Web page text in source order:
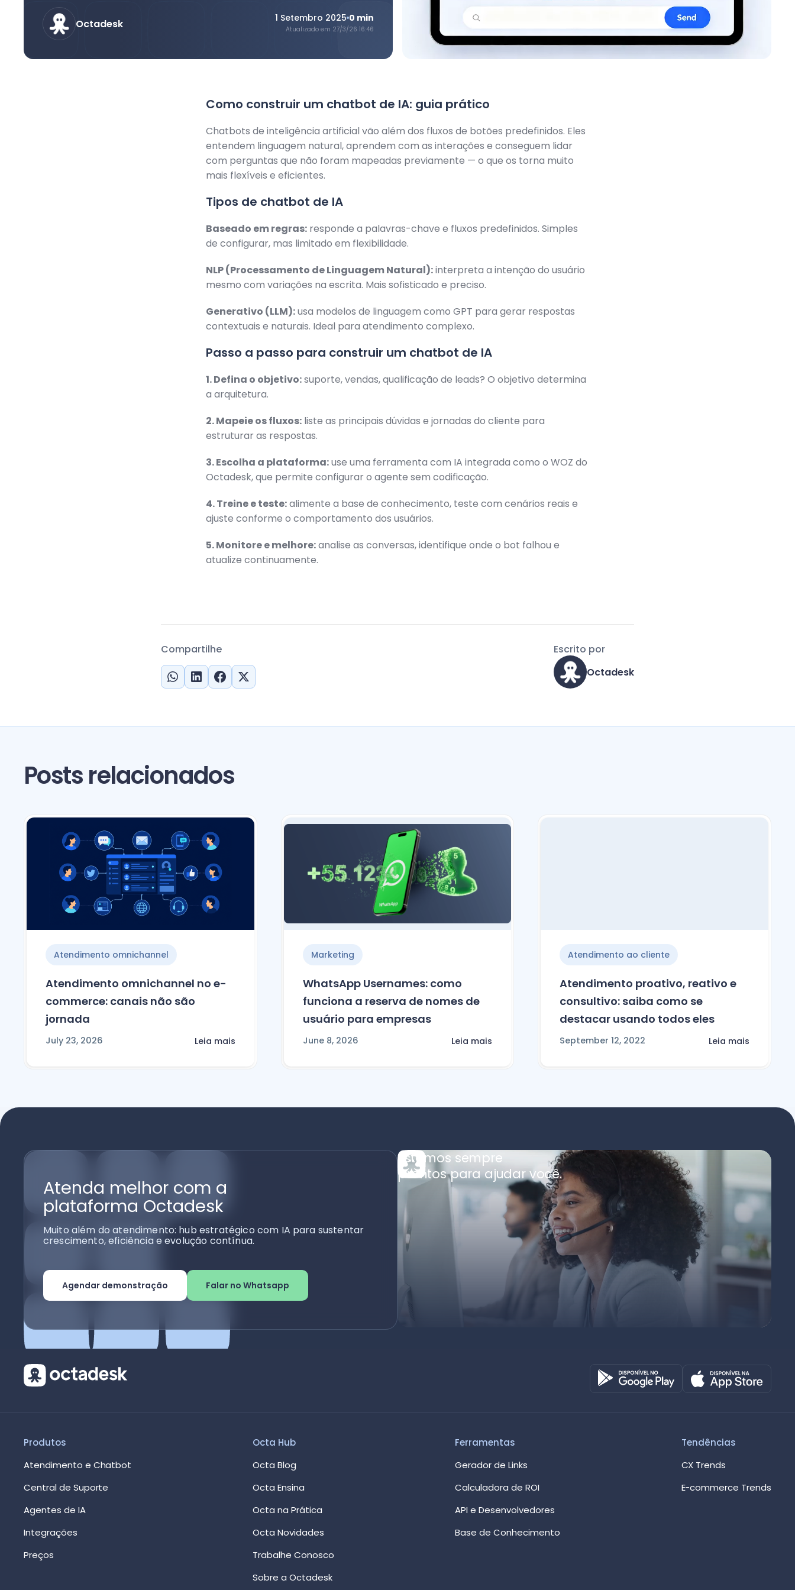
Octadesk 1 Setembro 2025 0 min
Atualizado em 27/3/26 16:46
Como construir um chatbot de IA: guia prático
Chatbots de inteligência artificial vão além dos fluxos de botões predefinidos. Eles
entendem linguagem natural, aprendem com as interações e conseguem lidar
com perguntas que não foram mapeadas previamente — o que os torna muito
mais flexíveis e eficientes.
Tipos de chatbot de IA
Baseado em regras: responde a palavras-chave e fluxos predefinidos. Simples
de configurar, mas limitado em flexibilidade.
NLP (Processamento de Linguagem Natural):interpreta a intenção do usuário
mesmo com variações na escrita. Mais sofisticado e preciso.
Generativo (LLM):usa modelos de linguagem como GPT para gerar respostas
contextuais e naturais. Ideal para atendimento complexo.
Passo a passo para construir um chatbot de IA
1. Defina o objetivo:suporte, vendas, qualificação de leads? O objetivo determina
a arquitetura.
2. Mapeie os fluxos: liste as principais dúvidas e jornadas do cliente para
estruturar as respostas.
3. Escolha a plataforma:use uma ferramenta com IA integrada como o WOZ do
Octadesk, que permite configurar o agente sem codificação.
4. Treine e teste:alimente a base de conhecimento, teste com cenários reais e
ajuste conforme o comportamento dos usuários.
5. Monitore e melhore:analise as conversas, identifique onde o bot falhou e
atualize continuamente.
Compartilhe
Escrito por
Octadesk
Posts relacionados
Atendimento omnichannel
Atendimento omnichannel no e-
commerce: canais não são
jornada
July 23, 2026 Leia mais
Marketing
WhatsApp Usernames: como
funciona a reserva de nomes de
usuário para empresas
June 8, 2026 Leia mais
Atendimento ao cliente
Atendimento proativo, reativo e
consultivo: saiba como se
destacar usando todos eles
September 12, 2022 Leia mais
Atenda melhor com a
plataforma Octadesk
Muito além do atendimento: hub estratégico com IA para sustentar
crescimento, eficiência e evolução contínua.
Agendar demonstração Falar no Whatsapp
Estamos sempre
prontos para ajudar você.
Produtos
Atendimento e Chatbot
Central de Suporte
Agentes de IA
Integrações
Preços
Octa Hub
Octa Blog
Octa Ensina
Octa na Prática
Octa Novidades
Trabalhe Conosco
Sobre a Octadesk
Ferramentas
Gerador de Links
Calculadora de ROI
API e Desenvolvedores
Base de Conhecimento
Tendências
CX Trends
E-commerce Trends
Octadesk
Online agora